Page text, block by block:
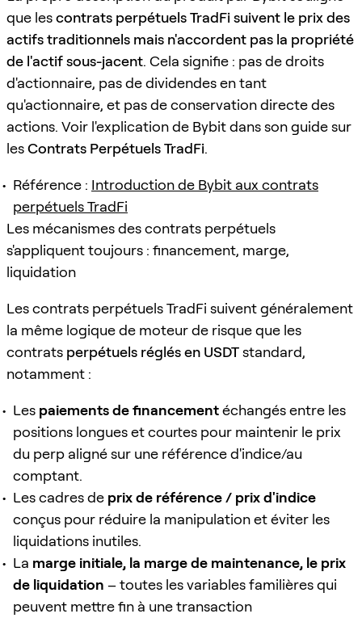
que lescontrats perpétuels TradFi suivent le prix des
actifs traditionnels mais n'accordent pas la propriété
de l'actif sous-jacent. Cela signifie : pas de droits
d'actionnaire, pas de dividendes en tant
qu'actionnaire, et pas de conservation directe des
actions. Voir l'explication de Bybit dans son guide sur
lesContrats Perpétuels TradFi.
Référence : Introduction de Bybit aux contrats
perpétuels TradFi
Les mécanismes des contrats perpétuels
s'appliquent toujours : financement, marge,
liquidation
Les contrats perpétuels TradFi suivent généralement
la même logique de moteur de risque que les
contrats perpétuels réglés en USDTstandard,
notamment :
Les paiements de financementéchangés entre les
positions longues et courtes pour maintenir le prix
du perp aligné sur une référence d'indice/au
comptant.
Les cadres de prix de référence / prix d'indice
conçus pour réduire la manipulation et éviter les
liquidations inutiles.
La marge initiale, la marge de maintenance, le prix
de liquidation – toutes les variables familières qui
peuvent mettre fin à une transaction